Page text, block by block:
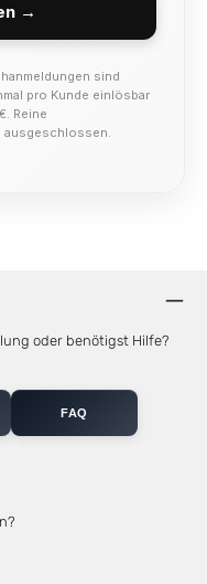
→
sind
pro Kunde einlösbar
Reine
ausgeschlossen.
oder benötigst Hilfe?
FAQ